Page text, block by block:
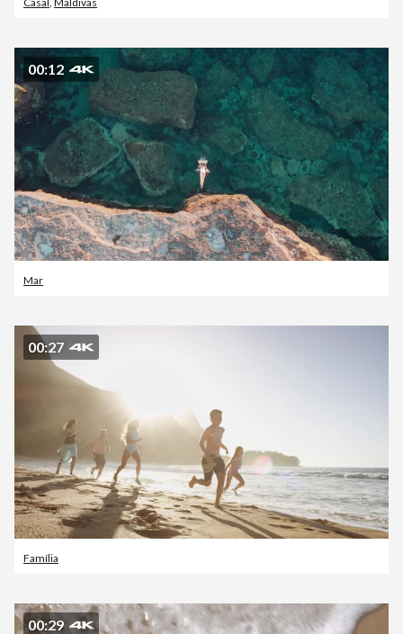
00:12
Mar
00:27
Família
00:29